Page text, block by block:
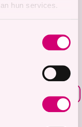
hun services.